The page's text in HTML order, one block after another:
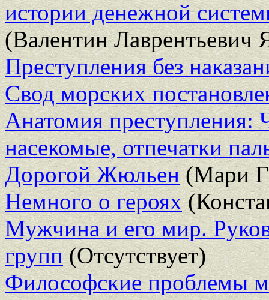
истории денежной
(Валентин Лаврентьевич
Преступления без
Свод морских
Анатомия преступления:
насекомые, отпечатки
Дорогой Жюльен(Мари
Немного о героях
Мужчина и его мир.
групп(Отсутствует)
Философские проблемы